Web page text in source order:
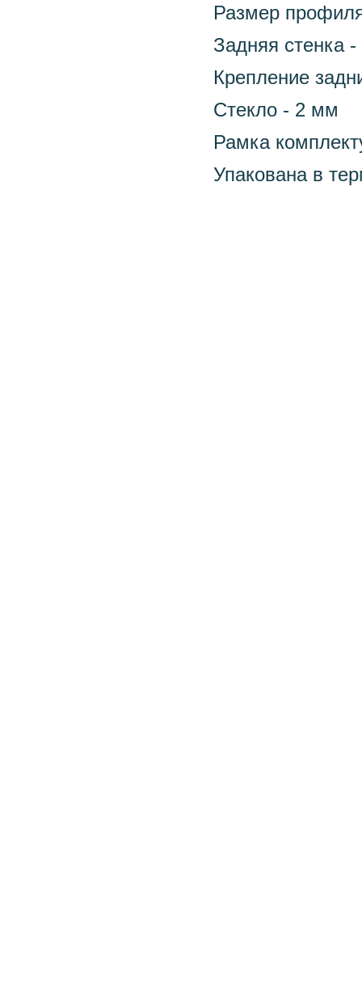
Размер
Задняя стенка
Крепление
Стекло - 2 мм
Рамка
Упакована в